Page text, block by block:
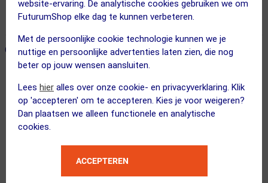
website-ervaring. De analytische cookies gebruiken we om
FuturumShop elke dag te kunnen verbeteren.
Met de persoonlijke cookie technologie kunnen we je
nuttige en persoonlijke advertenties laten zien, die nog
beter op jouw wensen aansluiten.
Lees hier alles over onze cookie- en privacyverklaring. Klik
op 'accepteren' om te accepteren. Kies je voor weigeren?
Dan plaatsen we alleen functionele en analytische
cookies.
ACCEPTEREN
365 dagen retourrecht
← Terug naar productnavigatie
ONZE AANBEVOLEN COMBINATIE
Deuter
Race 12 Fietsrugzak Beige/Bruin